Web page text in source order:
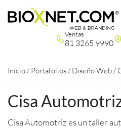
Ventas
81 3265 9990
Inicio /Portafolios /Diseño Web /
Cisa
Cisa Automotriz es un taller